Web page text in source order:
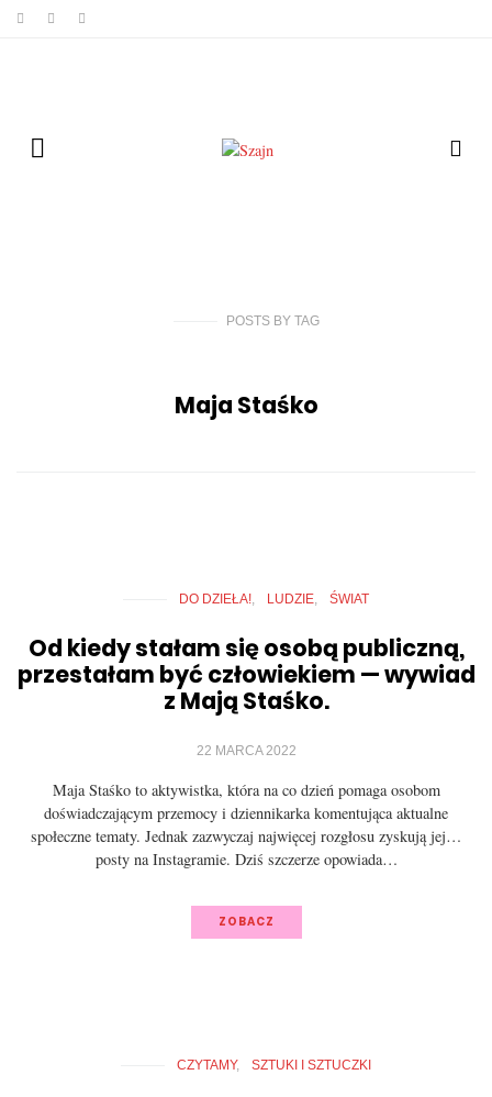
POSTS BYTAG
Maja Staśko
DO DZIEŁA! LUDZIE ŚWIAT
Od kiedy stałam się osobą publiczną,
przestałam być człowiekiem — wywiad
z Mają Staśko.
22 MARCA 2022
Maja Staśko to aktywistka, która na co dzień pomaga osobom
doświadczającym przemocy i dziennikarka komentująca aktualne
społeczne tematy. Jednak zazwyczaj najwięcej rozgłosu zyskują jej…
posty na Instagramie. Dziś szczerze opowiada…
ZOBACZ
CZYTAMY SZTUKI I SZTUCZKI